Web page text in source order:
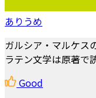
ありうめ
ガルシア・マルケス
ラテン文学は原著で
Good